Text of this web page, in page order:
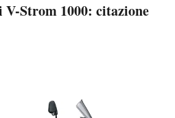
V-Strom 1000: citazione